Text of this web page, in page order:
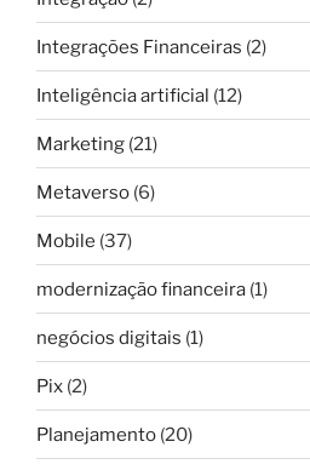
Integrações Financeiras (2)
Inteligência artificial (12)
Marketing (21)
Metaverso (6)
Mobile (37)
modernização financeira (1)
negócios digitais (1)
Pix (2)
Planejamento (20)